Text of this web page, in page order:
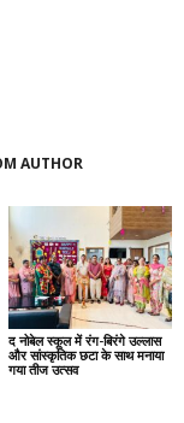
AUTHOR
द नोबेल स्कूल में रंग-बिरंगे उल्लास
और सांस्कृतिक छटा के साथ मनाया
गया तीज उत्सव